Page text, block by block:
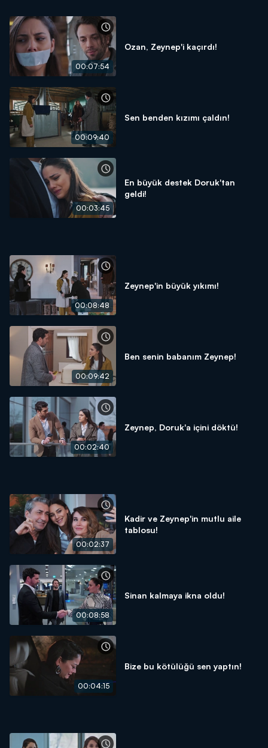
00:07:54
Ozan, Zeynep'i kaçırdı!
00:09:40
Sen benden kızımı çaldın!
00:03:45
En büyük destek Doruk'tan
geldi!
00:08:48
Zeynep'in büyük yıkımı!
00:09:42
Ben senin babanım Zeynep!
00:02:40
Zeynep, Doruk'a içini döktü!
00:02:37
Kadir ve Zeynep'in mutlu aile
tablosu!
00:08:58
Sinan kalmaya ikna oldu!
00:04:15
Bize bu kötülüğü sen yaptın!